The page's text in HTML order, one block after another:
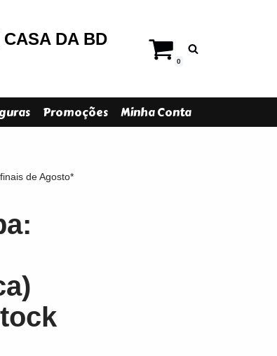
DA BD
0
Promoções Minha Conta
de Agosto*